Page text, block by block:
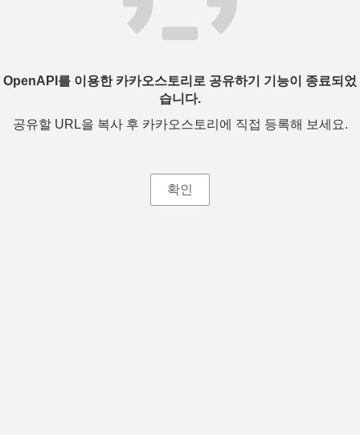
OpenAPI를 이용한 카카오스토리로 공유하기 기능이 종료되었
습니다.
공유할 URL을 복사 후 카카오스토리에 직접 등록해 보세요.
확인